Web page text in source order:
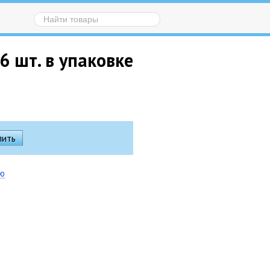
шт. в упаковке